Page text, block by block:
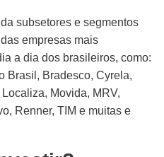
subsetores e segmentos
empresas mais
a dia dos brasileiros, como:
Brasil, Bradesco, Cyrela,
Movida, MRV,
Renner, TIM e muitas e